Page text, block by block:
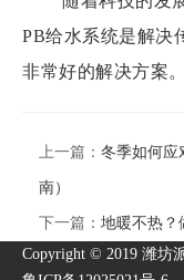
PB给水系统是解决
非常好的解决方案。
上一篇： 冬季如何应
南）
下一篇： 地暖不热？
Copyright © 2019 潍坊